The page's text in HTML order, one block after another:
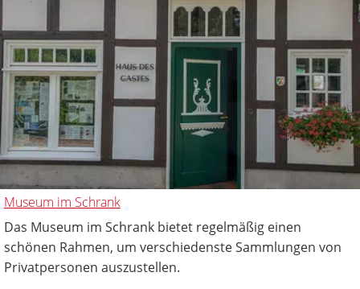
Museum im Schrank
Das Museum im Schrank bietet regelmäßig einen
schönen Rahmen, um verschiedenste Sammlungen von
Privatpersonen auszustellen.